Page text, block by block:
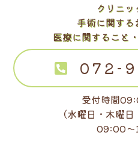
クリニ
手術に関す
医療に関すること
072-
受付時間
（水曜日・木曜
09:00～